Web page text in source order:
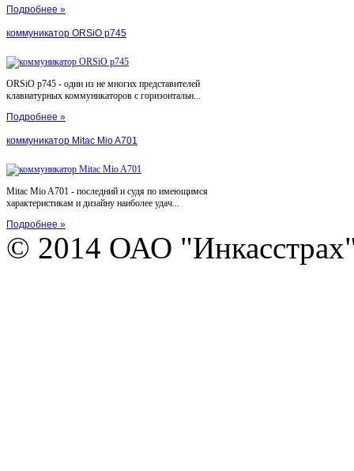
Подробнее »
коммуникатор ORSiO p745
ORSiO p745 - один из не многих представителей
клавиатурных коммуникаторов с горизонтальн...
Подробнее »
коммуникатор Mitac Mio A701
Mitac Mio A701 - последний и судя по имеющимся
характеристикам и дизайну наиболее удач...
Подробнее »
© 2014 ОАО